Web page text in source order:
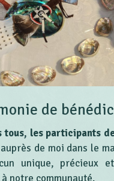
de
tous, les participants
de moi dans le
unique, précieux
notre communauté.